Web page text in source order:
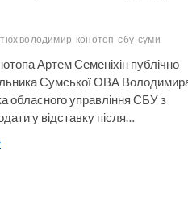
володимир конотоп сбу суми
Артем Семеніхін публічно
Сумської ОВА
обласного управління СБУ з
у відставку після…